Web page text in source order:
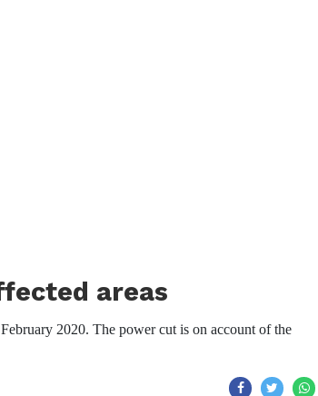
areas
2020. The power cut is on account of the